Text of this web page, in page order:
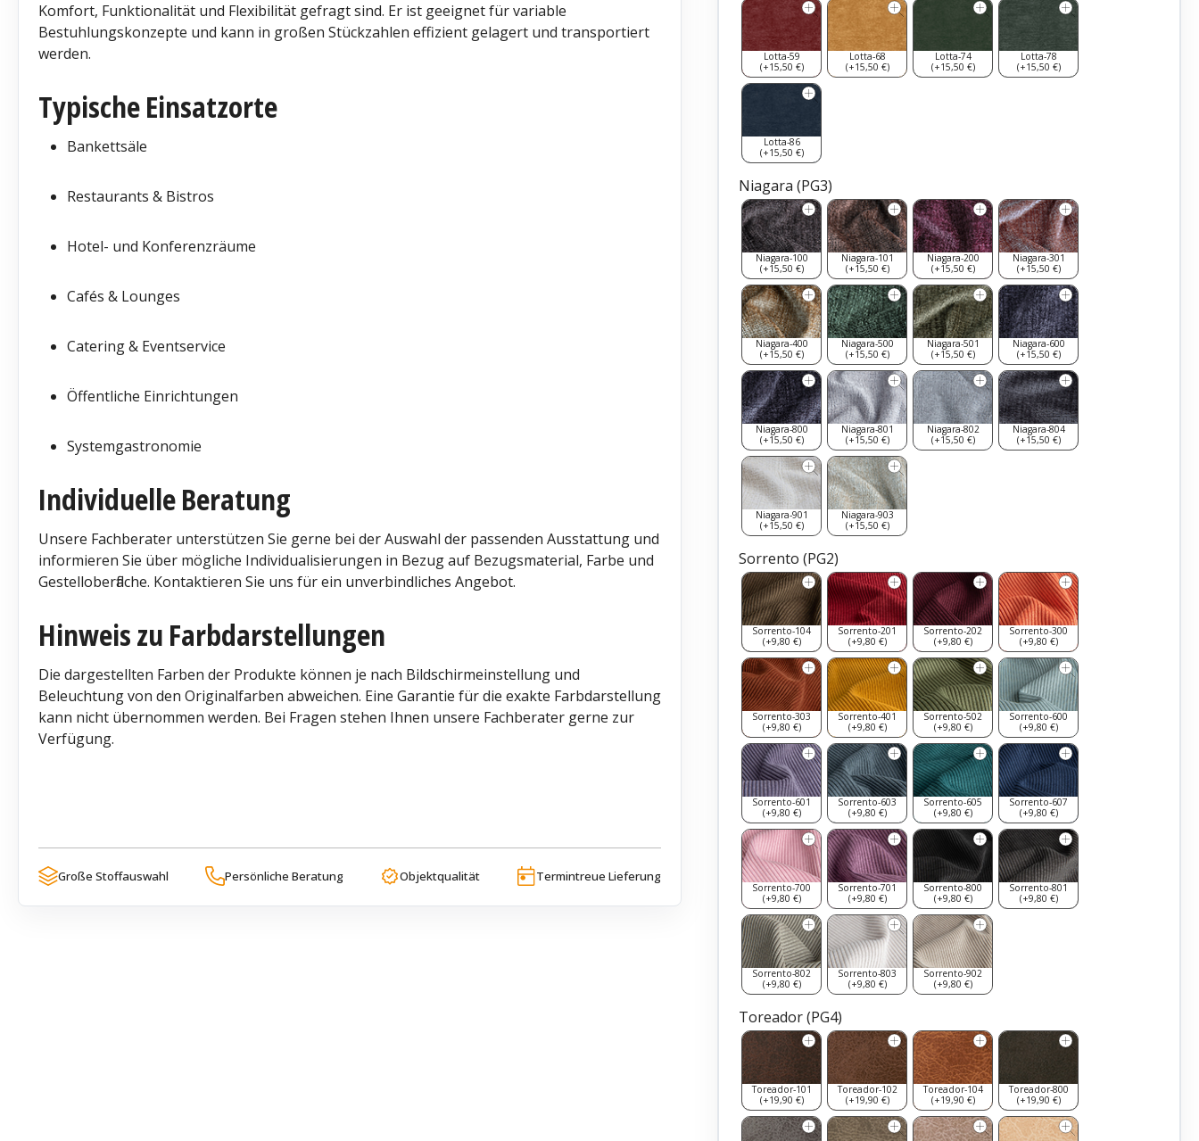
Lotta-59
(+15,50 €)
Lotta-68
(+15,50 €)
Lotta-74
(+15,50 €)
Lotta-78
(+15,50 €)
Lotta-86
(+15,50 €)
Niagara (PG3)
Niagara-100
(+15,50 €)
Niagara-101
(+15,50 €)
Niagara-200
(+15,50 €)
Niagara-301
(+15,50 €)
Niagara-400
(+15,50 €)
Niagara-500
(+15,50 €)
Niagara-501
(+15,50 €)
Niagara-600
(+15,50 €)
Niagara-800
(+15,50 €)
Niagara-801
(+15,50 €)
Niagara-802
(+15,50 €)
Niagara-804
(+15,50 €)
Niagara-901
(+15,50 €)
Niagara-903
(+15,50 €)
Sorrento (PG2)
Sorrento-104
(+9,80 €)
Sorrento-201
(+9,80 €)
Sorrento-202
(+9,80 €)
Sorrento-300
(+9,80 €)
Sorrento-303
(+9,80 €)
Sorrento-401
(+9,80 €)
Sorrento-502
(+9,80 €)
Sorrento-600
(+9,80 €)
Sorrento-601
(+9,80 €)
Sorrento-603
(+9,80 €)
Sorrento-605
(+9,80 €)
Sorrento-607
(+9,80 €)
Sorrento-700
(+9,80 €)
Sorrento-701
(+9,80 €)
Sorrento-800
(+9,80 €)
Sorrento-801
(+9,80 €)
Sorrento-802
(+9,80 €)
Sorrento-803
(+9,80 €)
Sorrento-902
(+9,80 €)
Toreador (PG4)
Toreador-101
(+19,90 €)
Toreador-102
(+19,90 €)
Toreador-104
(+19,90 €)
Toreador-800
(+19,90 €)
Komfort, Funktionalität und Flexibilität gefragt sind. Er ist geeignet für variable
Bestuhlungskonzepte und kann in großen Stückzahlen effizient gelagert und transportiert
werden.
Typische Einsatzorte
Bankettsäle
Restaurants & Bistros
Hotel- und Konferenzräume
Cafés & Lounges
Catering & Eventservice
Öffentliche Einrichtungen
Systemgastronomie
Individuelle Beratung
Unsere Fachberater unterstützen Sie gerne bei der Auswahl der passenden Ausstattung und
informieren Sie über mögliche Individualisierungen in Bezug auf Bezugsmaterial, Farbe und
Gestelloberfläche. Kontaktieren Sie uns für ein unverbindliches Angebot.
Hinweis zu Farbdarstellungen
Die dargestellten Farben der Produkte können je nach Bildschirmeinstellung und
Beleuchtung von den Originalfarben abweichen. Eine Garantie für die exakte Farbdarstellung
kann nicht übernommen werden. Bei Fragen stehen Ihnen unsere Fachberater gerne zur
Verfügung.
Große Stoffauswahl Persönliche Beratung Objektqualität Termintreue Lieferung